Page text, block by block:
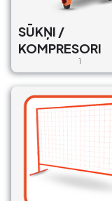
SŪKŅI /
KOMPRESORI
1